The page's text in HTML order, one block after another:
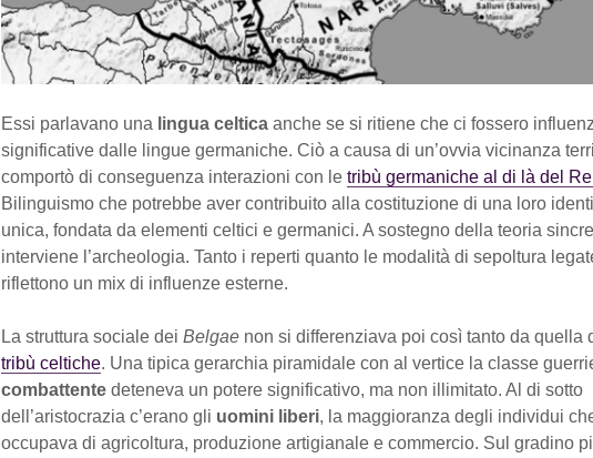
Essi parlavano una lingua celtica anche se si ritiene che ci fossero
significative dalle lingue germaniche. Ciò a causa di un’ovvia vicinanza
comportò di conseguenza interazioni con le tribù germaniche al di là del
Bilinguismo che potrebbe aver contribuito alla costituzione di una loro
unica, fondata da elementi celtici e germanici. A sostegno della teoria
interviene l’archeologia. Tanto i reperti quanto le modalità di sepoltura
riflettono un mix di influenze esterne.
La struttura sociale dei Belgae non si differenziava poi così tanto da quella
tribù celtiche. Una tipica gerarchia piramidale con al vertice la classe
combattente deteneva un potere significativo, ma non illimitato. Al di sotto
dell’aristocrazia c’erano gli uomini liberi, la maggioranza degli individui
occupava di agricoltura, produzione artigianale e commercio. Sul gradino